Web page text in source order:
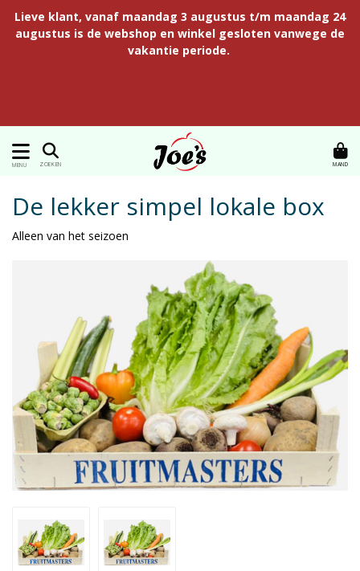
Lieve klant, vanaf maandag 3 augustus t/m maandag 24
augustus is de webshop en winkel gesloten vanwege de
vakantie periode.
MENU ZOEKEN MAND
De lekker simpel lokale box
Alleen van het seizoen